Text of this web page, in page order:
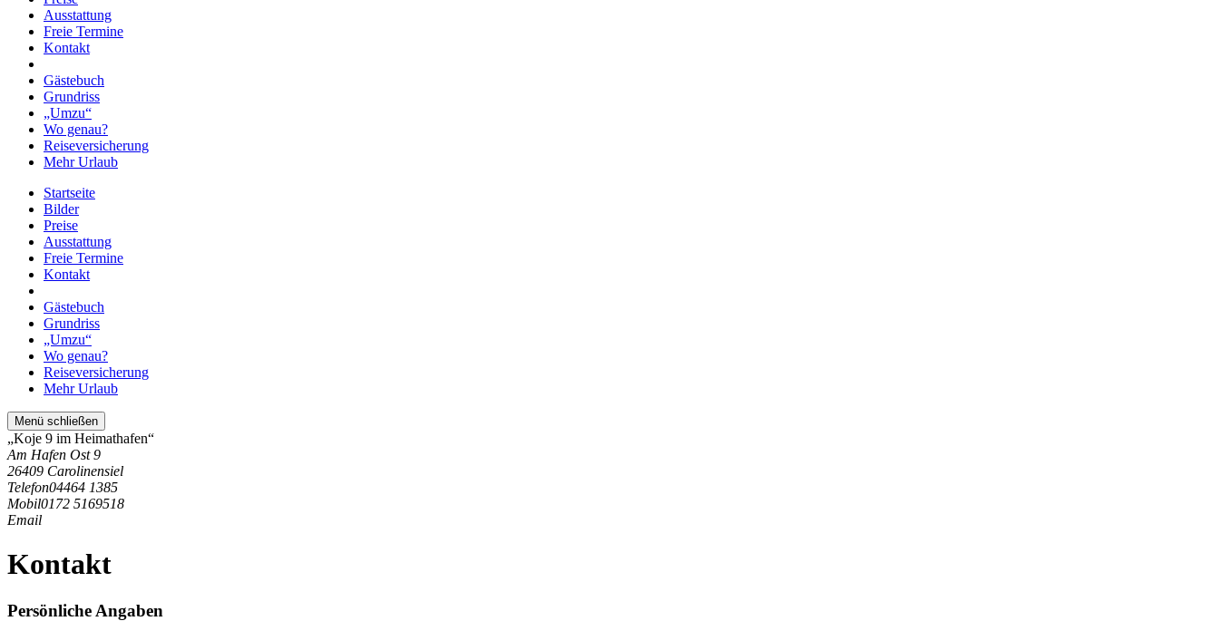
Ausstattung
Freie Termine
Kontakt
Gästebuch
Grundriss
„Umzu“
Wo genau?
Reiseversicherung
Mehr Urlaub
Startseite
Bilder
Preise
Ausstattung
Freie Termine
Kontakt
Gästebuch
Grundriss
„Umzu“
Wo genau?
Reiseversicherung
Mehr Urlaub
Menü schließen
„Koje 9 im Heimathafen“
Am Hafen Ost 9
26409 Carolinensiel
Telefon04464 1385
Mobil0172 5169518
Email
Kontakt
Persönliche Angaben